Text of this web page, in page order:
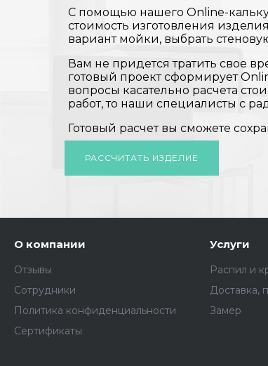
РАССЧИТАТЬ ИЗДЕЛИЕ
С помощью нашего Online-
стоимость изготовления
вариант мойки, выбрать
Вам не придется тратить свое
готовый проект сформирует
вопросы касательно расчета
работ, то наши специалисты с
Готовый расчет вы сможете
О компании
Отзывы
Сотрудники
Политика конфиденциальности
Сертификаты
Услуги
Распил и
Доставка,
Замер